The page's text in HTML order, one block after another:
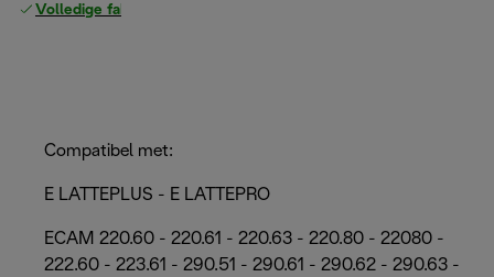
Volledige fabrieksgarantie
Compatibel met:
E LATTEPLUS - E LATTEPRO
ECAM 220.60 - 220.61 - 220.63 - 220.80 - 22080 -
222.60 - 223.61 - 290.51 - 290.61 - 290.62 - 290.63 -